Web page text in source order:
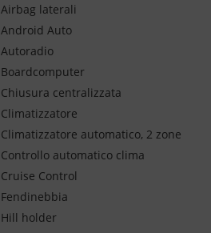
Airbag laterali
Android Auto
Autoradio
Boardcomputer
Chiusura centralizzata
Climatizzatore
Climatizzatore automatico, 2 zone
Controllo automatico clima
Cruise Control
Fendinebbia
Hill holder